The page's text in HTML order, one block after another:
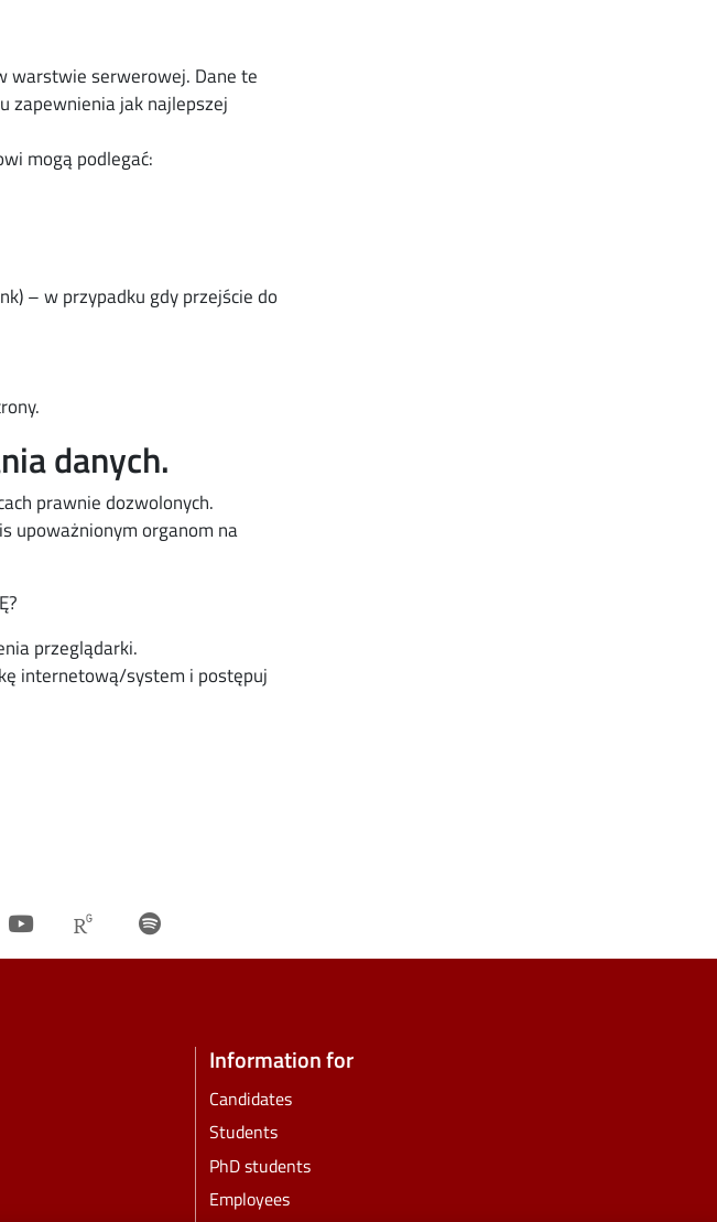
warstwie serwerowej. Dane te
zapewnienia jak najlepszej
mogą podlegać:
– w przypadku gdy przejście do
danych.
prawnie dozwolonych.
upoważnionym organom na
przeglądarki.
internetową/system i postępuj
InstagramYoutube Researchgate
Information for
Candidates
Students
PhD students
Employees